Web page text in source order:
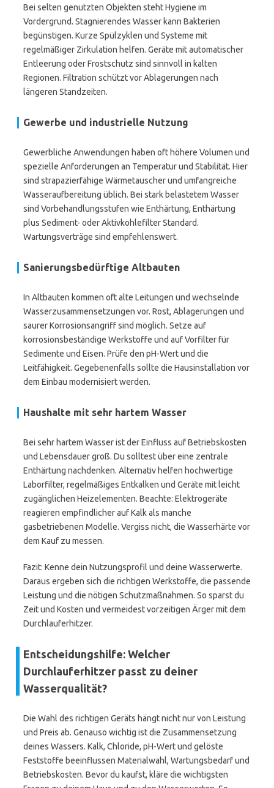
Bei selten genutzten Objekten steht Hygiene im
Vordergrund. Stagnierendes Wasser kann Bakterien
begünstigen. Kurze Spülzyklen und Systeme mit
regelmäßiger Zirkulation helfen. Geräte mit automatischer
Entleerung oder Frostschutz sind sinnvoll in kalten
Regionen. Filtration schützt vor Ablagerungen nach
längeren Standzeiten.
Gewerbe und industrielle Nutzung
Gewerbliche Anwendungen haben oft höhere Volumen und
spezielle Anforderungen an Temperatur und Stabilität. Hier
sind strapazierfähige Wärmetauscher und umfangreiche
Wasseraufbereitung üblich. Bei stark belastetem Wasser
sind Vorbehandlungsstufen wie Enthärtung, Enthärtung
plus Sediment- oder Aktivkohlefilter Standard.
Wartungsverträge sind empfehlenswert.
Sanierungsbedürftige Altbauten
In Altbauten kommen oft alte Leitungen und wechselnde
Wasserzusammensetzungen vor. Rost, Ablagerungen und
saurer Korrosionsangriff sind möglich. Setze auf
korrosionsbeständige Werkstoffe und auf Vorfilter für
Sedimente und Eisen. Prüfe den pH-Wert und die
Leitfähigkeit. Gegebenenfalls sollte die Hausinstallation vor
dem Einbau modernisiert werden.
Haushalte mit sehr hartem Wasser
Bei sehr hartem Wasser ist der Einfluss auf Betriebskosten
und Lebensdauer groß. Du solltest über eine zentrale
Enthärtung nachdenken. Alternativ helfen hochwertige
Laborfilter, regelmäßiges Entkalken und Geräte mit leicht
zugänglichen Heizelementen. Beachte: Elektrogeräte
reagieren empfindlicher auf Kalk als manche
gasbetriebenen Modelle. Vergiss nicht, die Wasserhärte vor
dem Kauf zu messen.
Fazit: Kenne dein Nutzungsprofil und deine Wasserwerte.
Daraus ergeben sich die richtigen Werkstoffe, die passende
Leistung und die nötigen Schutzmaßnahmen. So sparst du
Zeit und Kosten und vermeidest vorzeitigen Ärger mit dem
Durchlauferhitzer.
Entscheidungshilfe: Welcher
Durchlauferhitzer passt zu deiner
Wasserqualität?
Die Wahl des richtigen Geräts hängt nicht nur von Leistung
und Preis ab. Genauso wichtig ist die Zusammensetzung
deines Wassers. Kalk, Chloride, pH-Wert und gelöste
Feststoffe beeinflussen Materialwahl, Wartungsbedarf und
Betriebskosten. Bevor du kaufst, kläre die wichtigsten